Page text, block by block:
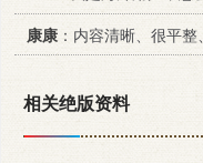
康康 ：内容清晰、很平
相关绝版资料